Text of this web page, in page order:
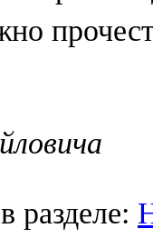
разделе: